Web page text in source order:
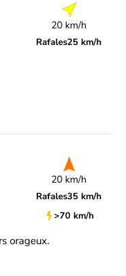
20 km/h
Rafales25 km/h
20 km/h
Rafales35 km/h
>70 km/h
orageux.